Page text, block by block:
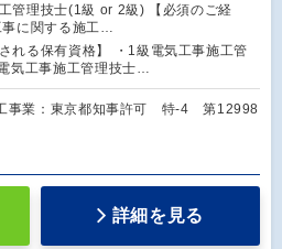
管理技士(1級 or 2級) 【必須のご経
に関する施工…
される保有資格】 ・1級電気工事施工管
気工事施工管理技士…
事業：東京都知事許可 特-4 第12998
詳細を見る